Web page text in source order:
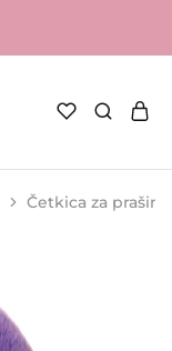
Četkica za